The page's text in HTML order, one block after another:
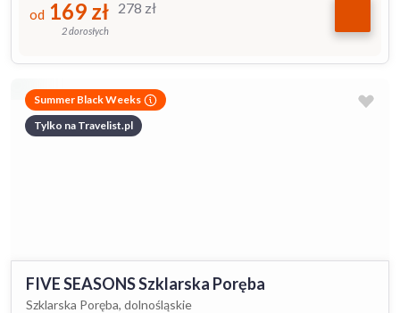
278 zł
od 169 zł
2 dorosłych
Summer Black Weeks
Tylko na Travelist.pl
FIVE SEASONS Szklarska Poręba
Szklarska Poręba, dolnośląskie